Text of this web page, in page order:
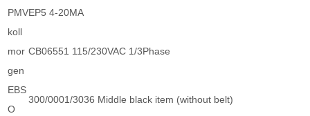
PMVEP5 4-20MA
koll
mor
gen
CB06551 115/230VAC 1/3Phase
EBS
O
300/0001/3036 Middle black item (without belt)